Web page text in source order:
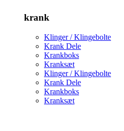
krank
Klinger / Klingebolte
Krank Dele
Krankboks
Kranksæt
Klinger / Klingebolte
Krank Dele
Krankboks
Kranksæt